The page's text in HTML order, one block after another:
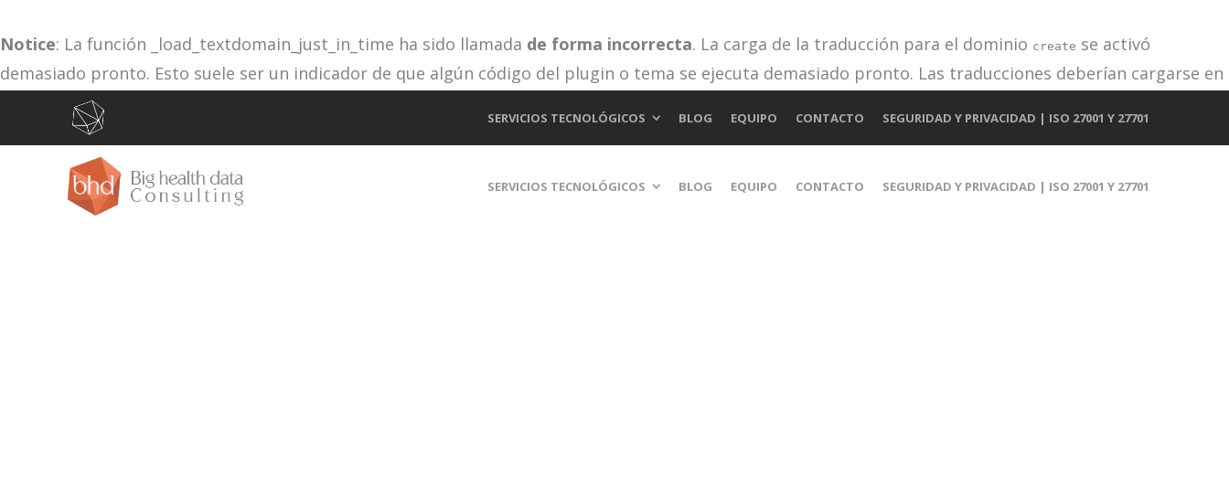
Notice: La función _load_textdomain_just_in_time ha sido llamada de forma incorrecta. La carga de la traducción para el dominio create se activó
demasiado pronto. Esto suele ser un indicador de que algún código del plugin o tema se ejecuta demasiado pronto. Las traducciones deberían cargarse en
init
/var/www/vhosts/bhdconsult.com/httpdocs/wp-includes/functions.php
SERVICIOS TECNOLÓGICOS BLOG EQUIPO CONTACTO SEGURIDAD Y PRIVACIDAD | ISO 27001 Y 27701
SERVICIOS TECNOLÓGICOS BLOG EQUIPO CONTACTO SEGURIDAD Y PRIVACIDAD | ISO 27001 Y 27701